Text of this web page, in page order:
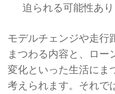
迫られる可能性あり
モデルチェンジや走行
まつわる内容と、ロー
変化といった生活にま
考えられます。それで